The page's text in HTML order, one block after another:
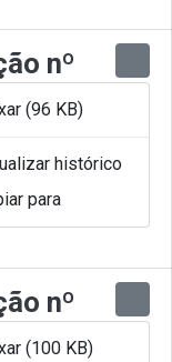
nº
Artur
nº
(96 KB)
histórico
para
(100 KB)